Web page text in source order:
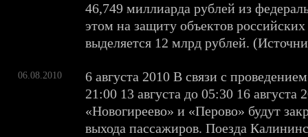
46,749 миллиарда рублей из
этом на защиту объектов
выделяется 12 млрд рублей.
06.08.2010
6 августа 2010 В связи с
21:00 13 августа до 05:30 16 августа
«Новогиреево» и «Перово» будут
выхода пассажиров. Поезда